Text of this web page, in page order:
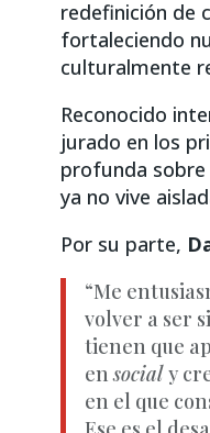
redefinición de
fortaleciendo
culturalmente
Reconocido
jurado en los
profunda
ya no vive
Por su parte,
“Me
volver a ser
tienen que
ensocialy
en el que